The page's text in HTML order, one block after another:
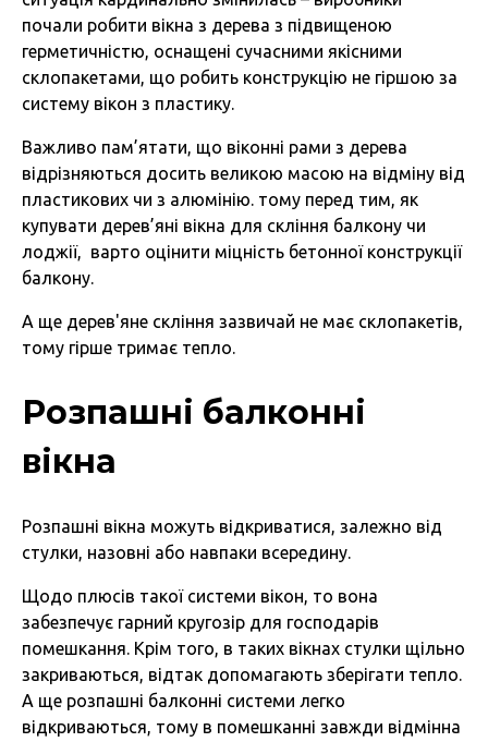
почали робити вікна з дерева з підвищеною
герметичністю, оснащені сучасними якісними
склопакетами, що робить конструкцію не гіршою за
систему вікон з пластику.
Важливо пам’ятати, що віконні рами з дерева
відрізняються досить великою масою на відміну від
пластикових чи з алюмінію. тому перед тим, як
купувати дерев’яні вікна для скління балкону чи
лоджії, варто оцінити міцність бетонної конструкції
балкону.
А ще дерев'яне скління зазвичай не має склопакетів,
тому гірше тримає тепло.
Розпашні балконні
вікна
Розпашні вікна можуть відкриватися, залежно від
стулки, назовні або навпаки всередину.
Щодо плюсів такої системи вікон, то вона
забезпечує гарний кругозір для господарів
помешкання. Крім того, в таких вікнах стулки щільно
закриваються, відтак допомагають зберігати тепло.
А ще розпашні балконні системи легко
відкриваються, тому в помешканні завжди відмінна